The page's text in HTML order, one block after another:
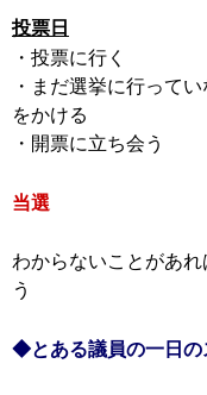
投票日
・投票に行く
・まだ選挙に行って
をかける
・開票に立ち会う
当選
わからないことがあ
う
◆とある議員の一日の